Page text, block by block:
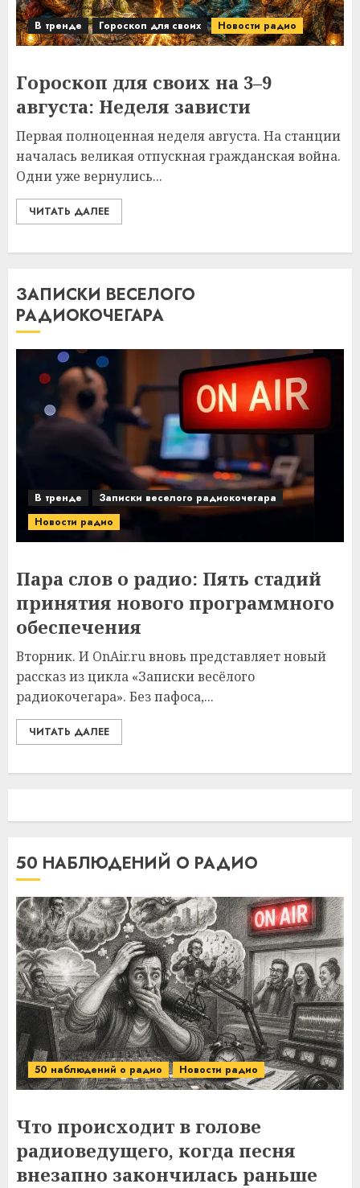
В тренде Гороскоп для своих Новости радио
Гороскоп для своих на 3–9
августа: Неделя зависти
Первая полноценная неделя августа. На станции
началась великая отпускная гражданская война.
Одни уже вернулись...
ЧИТАТЬ ДАЛЕЕ
ЗАПИСКИ ВЕСЕЛОГО
РАДИОКОЧЕГАРА
В тренде
Записки веселого радиокочегара
Новости радио
Пара слов о радио: Пять стадий
принятия нового программного
обеспечения
Вторник. И OnAir.ru вновь представляет новый
рассказ из цикла «Записки весёлого
радиокочегара». Без пафоса,...
ЧИТАТЬ ДАЛЕЕ
50 НАБЛЮДЕНИЙ О РАДИО
50 наблюдений о радио Новости радио
Что происходит в голове
радиоведущего, когда песня
внезапно закончилась раньше